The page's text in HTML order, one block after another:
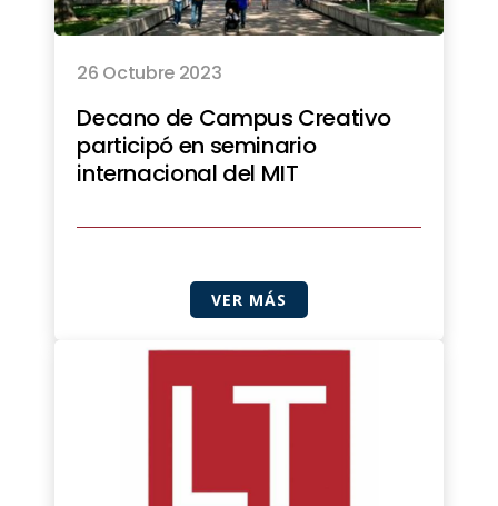
26 Octubre 2023
Decano de Campus Creativo
participó en seminario
internacional del MIT
VER MÁS